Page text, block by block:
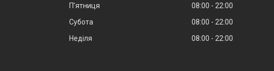
Пʼятниця
08:00
22:00
Субота
08:00
22:00
Неділя
08:00 22:00